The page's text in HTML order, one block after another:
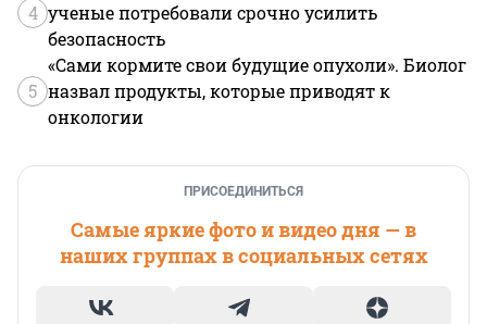
4 ученые потребовали срочно усилить
безопасность
5
«Сами кормите свои будущие опухоли». Биолог
назвал продукты, которые приводят к
онкологии
ПРИСОЕДИНИТЬСЯ
Самые яркие фото и видео дня — в
наших группах в социальных сетях